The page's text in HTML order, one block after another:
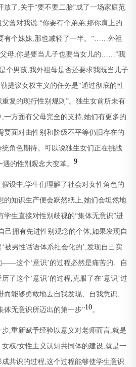
放了 ,关于“要不要二胎”成了一场家庭范
父曾对我说:“你要有个弟弟,那你肩上的
有个妹妹,那也减轻了一半。 ”……外祖
母,你是要当儿子也要当女儿的……”我
个男孩,我外祖母是否还要求我既当儿子
提议女权主义的任务是“通过彻底的性
复的现行性别规则 ”。独生女前所未有
,一方面有父母完全的支持,她们有更多的
要面对由性别和阶级不平等仍旧存在的
角色期待。可以说独生女们正在挑战
的性别观念大变革。 9
设中 ,学生们理解了社会对女性角色的
的知识生产便会跃然纸上,她们会坦然地
学生直接对性别歧视的“集体无意识”进
己拥有先进性别观念的个体,如果发现自
‘被男性话语体系社会化的’,发现自己实
——这个‘意识’的过程必然是痛苦的、自
了这个‘意识’的过程,克服了在‘意识’过
而能够勇敢地去自我发现、自我意识、
体无意识所迈出的第一步”10。
步,重新赋予经验以意义对老师而言,就是
女权/女性主义认知共同体的建设,就是一
共识的过程,这个过程能够使学生意识